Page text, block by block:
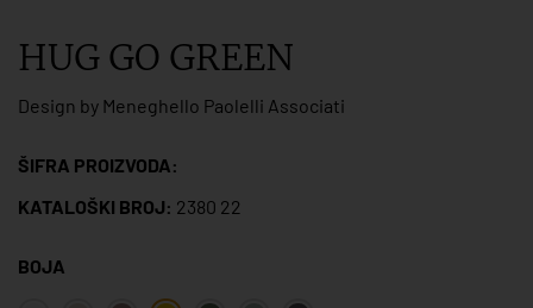
HUG GO GREEN
Design by Meneghello Paolelli Associati
ŠIFRA PROIZVODA:
KATALOŠKI BROJ: 2380 22
BOJA